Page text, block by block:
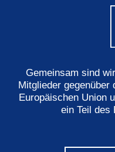
Gemeinsam sind
Mitglieder
Europäischen Union
ein Teil des